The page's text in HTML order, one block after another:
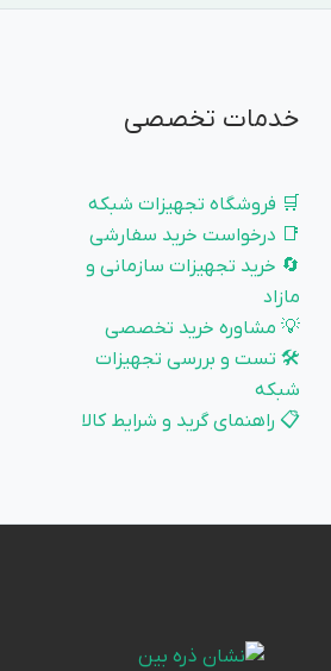
خدمات تخصصی
🛒 فروشگاه تجهیزات شبکه
📑 درخواست خرید سفارشی
🔄 خرید تجهیزات سازمانی و
مازاد
💡 مشاوره خرید تخصصی
🛠️ تست و بررسی تجهیزات
شبکه
📋 راهنمای گرید و شرایط کالا